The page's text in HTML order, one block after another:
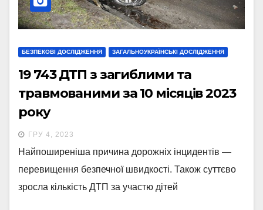
БЕЗПЕКОВІ ДОСЛІДЖЕННЯ ЗАГАЛЬНОУКРАЇНСЬКІ ДОСЛІДЖЕННЯ
19 743 ДТП з загиблими та
травмованими за 10 місяців 2023
року
ГРУ 4, 2023
Найпоширеніша причина дорожніх інцидентів —
перевищення безпечної швидкості. Також суттєво
зросла кількість ДТП за участю дітей